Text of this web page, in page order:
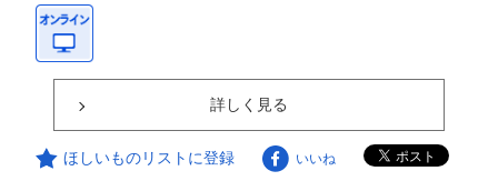
詳しく見る
ほしいものリストに登録 いいね